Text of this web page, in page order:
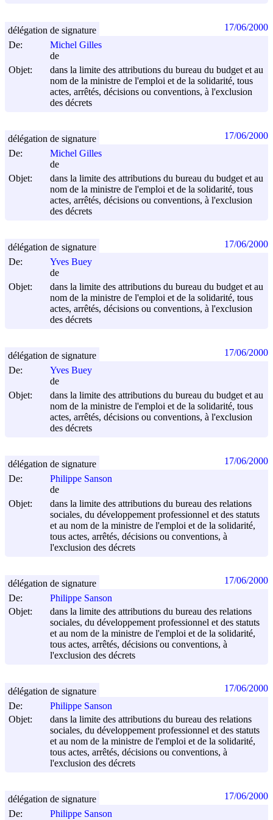
De:
Michel Gilles
de
Objet:
dans la limite des attributions du bureau du budget et au
nom de la ministre de l'emploi et de la solidarité, tous
actes, arrêtés, décisions ou conventions, à l'exclusion
des décrets
délégation de signature 17/06/2000
De:
Michel Gilles
de
Objet:
dans la limite des attributions du bureau du budget et au
nom de la ministre de l'emploi et de la solidarité, tous
actes, arrêtés, décisions ou conventions, à l'exclusion
des décrets
délégation de signature 17/06/2000
De:
Yves Buey
de
Objet:
dans la limite des attributions du bureau du budget et au
nom de la ministre de l'emploi et de la solidarité, tous
actes, arrêtés, décisions ou conventions, à l'exclusion
des décrets
délégation de signature 17/06/2000
De:
Yves Buey
de
Objet:
dans la limite des attributions du bureau du budget et au
nom de la ministre de l'emploi et de la solidarité, tous
actes, arrêtés, décisions ou conventions, à l'exclusion
des décrets
délégation de signature 17/06/2000
De:
Philippe Sanson
de
Objet:
dans la limite des attributions du bureau des relations
sociales, du développement professionnel et des statuts
et au nom de la ministre de l'emploi et de la solidarité,
tous actes, arrêtés, décisions ou conventions, à
l'exclusion des décrets
délégation de signature 17/06/2000
De:
Philippe Sanson
Objet:
dans la limite des attributions du bureau des relations
sociales, du développement professionnel et des statuts
et au nom de la ministre de l'emploi et de la solidarité,
tous actes, arrêtés, décisions ou conventions, à
l'exclusion des décrets
délégation de signature 17/06/2000
De:
Philippe Sanson
Objet:
dans la limite des attributions du bureau des relations
sociales, du développement professionnel et des statuts
et au nom de la ministre de l'emploi et de la solidarité,
tous actes, arrêtés, décisions ou conventions, à
l'exclusion des décrets
délégation de signature 17/06/2000
De:
Philippe Sanson
délégation de signature 17/06/2000